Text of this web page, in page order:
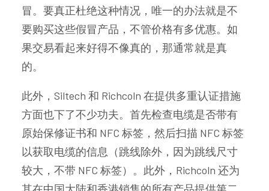
冒。要真正杜绝这种情况，唯一的办法就是不
要购买这些假冒产品，不管价格有多优惠。如
果交易看起来好得不像真的，那通常就是真
的。
此外，Siltech 和 Richcoln 在提供多重认证措施
方面也下了不少功夫。首先检查电缆是否带有
原始保修证书和 NFC 标签，然后扫描 NFC 标签
以获取电缆的信息（跳线除外，因为跳线尺寸
较大，不带 NFC 标签）。此外，Richcoln 还为